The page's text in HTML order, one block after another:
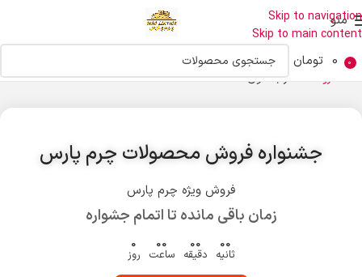
Skip to navigation
Skip to main content
منو
0
0 تومان
فروشگاه حراجستون
جشنواره فروش محصولات چرم پارس
فروش ویژه چرم پارس
زمان باقی مانده تا اتمام جشواره
0
روز
00
ساعت
00
دقیقه
00
ثانیه